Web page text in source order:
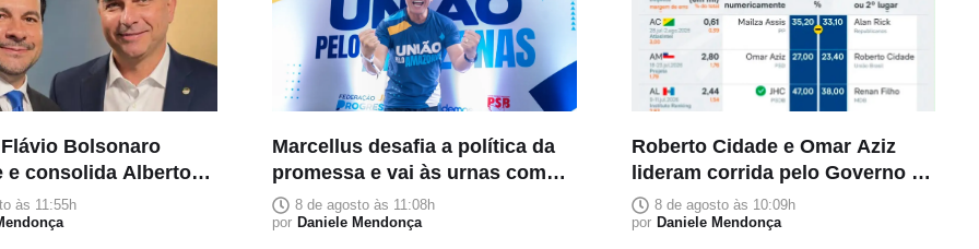
Bolsonaro
e consolida Alberto
candidato da direita
no Amazonas
às 11:55h
Marcellus desafia a política da
promessa e vai às urnas com
três palavras: trabalho,
execução e entrega
8 de agosto às 11:08h
por Daniele Mendonça
Roberto Cidade e Omar Aziz
lideram corrida pelo Governo do
Amazonas, aponta Poder360
8 de agosto às 10:09h
por Daniele Mendonça